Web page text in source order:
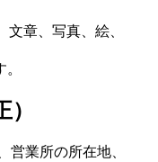
文章、写真、絵、
営業所の所在地、